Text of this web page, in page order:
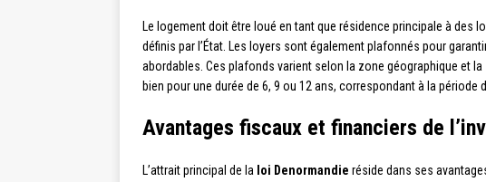
Le logement doit être loué en tant que résidence principale à des
définis par l’État. Les loyers sont également plafonnés pour
abordables. Ces plafonds varient selon la zone géographique et la
bien pour une durée de 6, 9 ou 12 ans, correspondant à la période
Avantages fiscaux et financiers de
L’attrait principal de la loi Denormandie réside dans ses